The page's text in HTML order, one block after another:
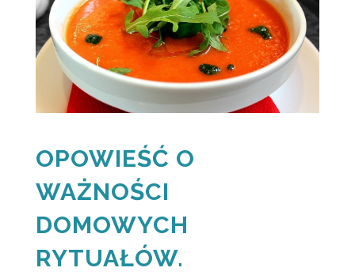
OPOWIEŚĆ O
WAŻNOŚCI
DOMOWYCH
RYTUAŁÓW.